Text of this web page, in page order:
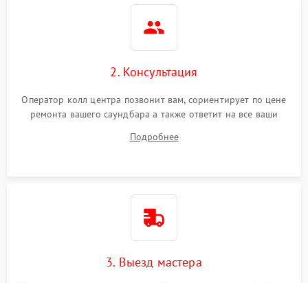
500 ₽
1000 ₽
индикаторов
500 ₽ Подробнее →
2000 ₽
2. Консультация
Оператор колл центра позвонит вам, сориентирует по цене
ремонта вашего саундбара а также ответит на все ваши
Подробнее
3. Выезд мастера